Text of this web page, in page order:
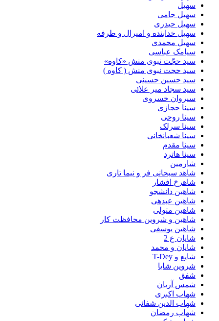
سهیل
سهیل جامی
سهیل حیدری
سهیل خدابنده و امیرال و طرفه
سهیل محمدی
سیامک عباسی
سید حجّت نبوی منش «کاوه»
سید حجت نبوی منش ( کاوه )
سید حسین حسینى
سید سجاد میر علائی
سیروان خسروی
سینا حجازی
سینا روحی
سینا سرلک
سینا شعبانخانی
سینا مقدم
سینا هاترد
شارمین
شاهد سبحانی فر و نیما تاری
شاهرخ افشار
شاهین دانشجو
شاهین عبدهی
شاهین متولی
شاهین و شروین محافظت کار
شاهین یوسفی
شایان ع 2
شایان و محمد
شایع و T-Dey
شروین شایا
شفق
شمس آریان
شهاب اکبری
شهاب الدین شفائی
شهاب رمضان